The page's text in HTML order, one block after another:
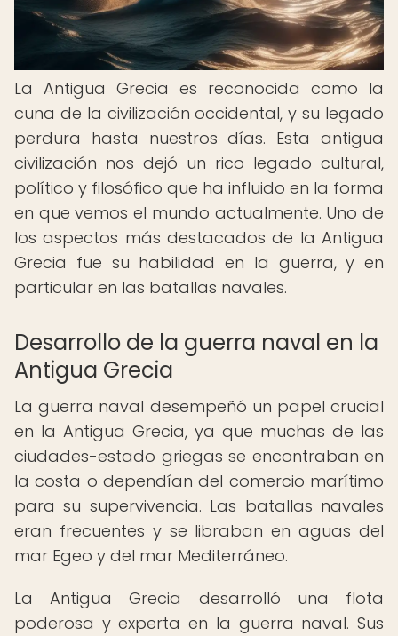
La Antigua Grecia es reconocida como la
cuna de la civilización occidental, y su legado
perdura hasta nuestros días. Esta antigua
civilización nos dejó un rico legado cultural,
político y filosófico que ha influido en la forma
en que vemos el mundo actualmente. Uno de
los aspectos más destacados de la Antigua
Grecia fue su habilidad en la guerra, y en
particular en las batallas navales.
Desarrollo de la guerra naval en la
Antigua Grecia
La guerra naval desempeñó un papel crucial
en la Antigua Grecia, ya que muchas de las
ciudades-estado griegas se encontraban en
la costa o dependían del comercio marítimo
para su supervivencia. Las batallas navales
eran frecuentes y se libraban en aguas del
mar Egeo y del mar Mediterráneo.
La Antigua Grecia desarrolló una flota
poderosa y experta en la guerra naval. Sus